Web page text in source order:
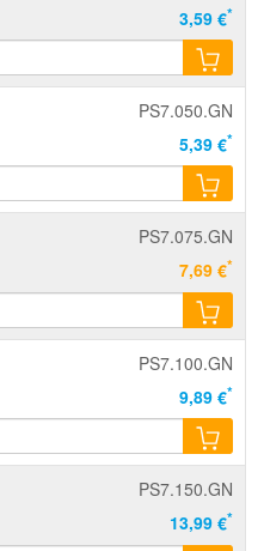
3,59 €*
PS7.050.GN
5,39 €*
PS7.075.GN
7,69 €*
PS7.100.GN
9,89 €*
PS7.150.GN
13,99 €*